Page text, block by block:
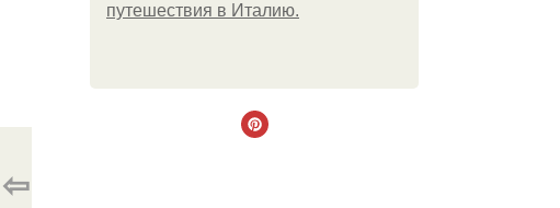
путешествия в Италию.
⇦